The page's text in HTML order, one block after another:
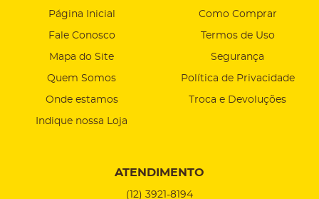
Página Inicial
Fale Conosco
Mapa do Site
Quem Somos
Onde estamos
Indique nossa Loja
Como Comprar
Termos de Uso
Segurança
Política de Privacidade
Troca e Devoluções
ATENDIMENTO
(12) 3921-8194